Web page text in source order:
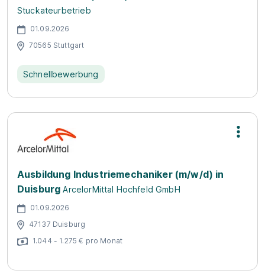
Stuckateurbetrieb
01.09.2026
70565 Stuttgart
Schnellbewerbung
Ausbildung Industriemechaniker (m/w/d) in
Duisburg ArcelorMittal Hochfeld GmbH
01.09.2026
47137 Duisburg
1.044 - 1.275 € pro Monat